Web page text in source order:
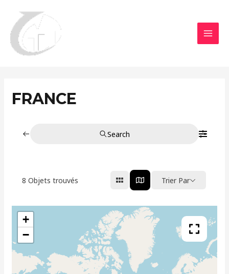
contenu
FRANCE
Search
8 Objets trouvés Trier Par
+
−